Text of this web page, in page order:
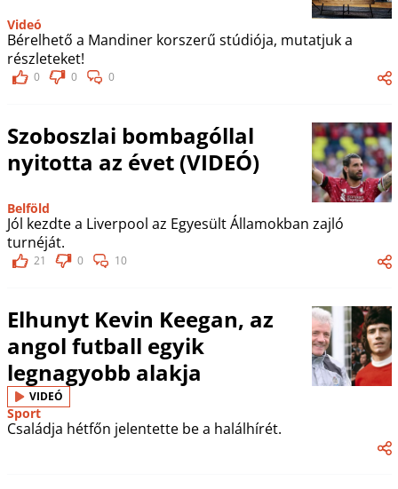
Videó
Bérelhető a Mandiner korszerű stúdiója, mutatjuk a
részleteket!
0 0 0
Szoboszlai bombagóllal
nyitotta az évet (VIDEÓ)
Belföld
Jól kezdte a Liverpool az Egyesült Államokban zajló
turnéját.
21 0 10
Elhunyt Kevin Keegan, az
angol futball egyik
legnagyobb alakja
VIDEÓ
Sport
Családja hétfőn jelentette be a halálhírét.